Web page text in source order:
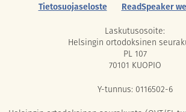
Tietosuojaseloste
ReadSpeaker
Laskutusosoite:
Helsingin ortodoksinen
PL 107
70101 KUOPIO
Y-tunnus: 0116502-6